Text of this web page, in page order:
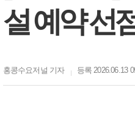
설 예약 선
홍콩수요저널 기자 등록 2026.06.13